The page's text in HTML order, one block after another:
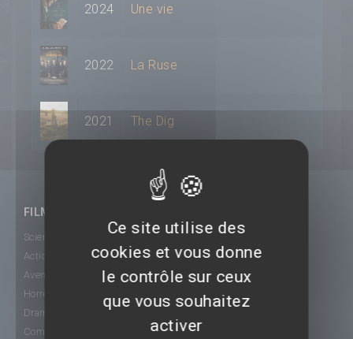
2024 Une vie
2022 La Ruse
2021 The Dig
FILMS
Science-Fiction
Action
Aventure
Horreur
Drame
Comédie
Ce site utilise des
cookies et vous donne
le contrôle sur ceux
que vous souhaitez
activer